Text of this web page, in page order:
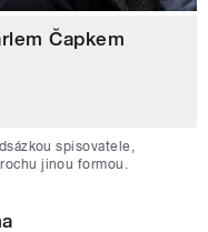
Čapkem
spisovatele,
jinou formou.